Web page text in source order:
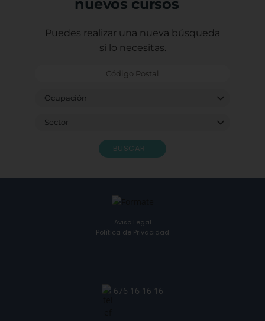
nuevos cursos
Puedes realizar una nueva búsqueda
si lo necesitas.
BUSCAR
Aviso Legal
Política de Privacidad
676 16 16 16